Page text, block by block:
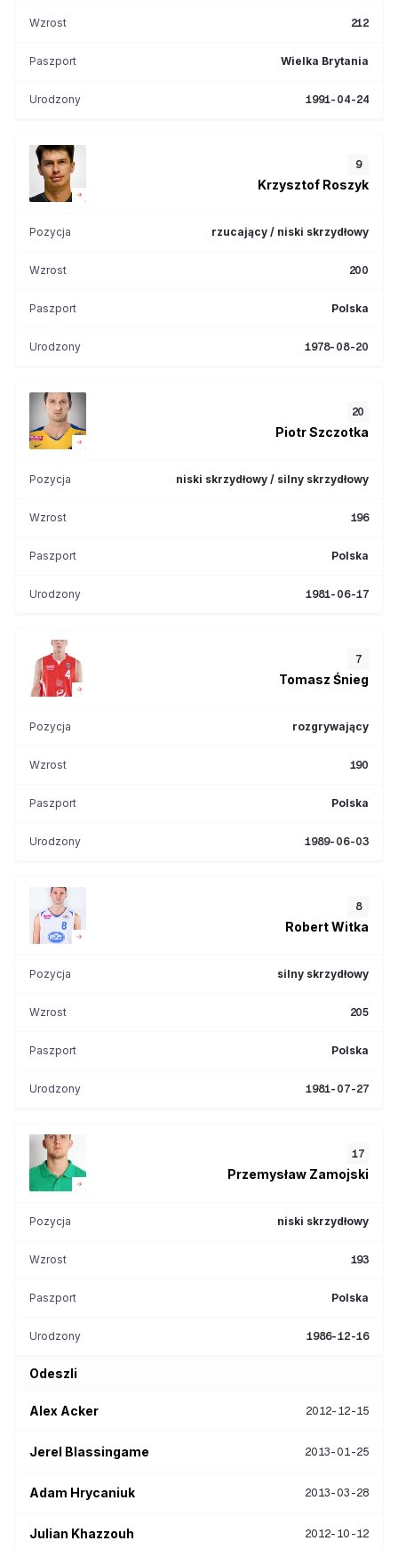
Wzrost 212
Paszport Wielka Brytania
Urodzony 1991-04-24
9
Krzysztof Roszyk
Pozycja rzucający / niski skrzydłowy
Wzrost 200
Paszport Polska
Urodzony 1978-08-20
20
PiotrSzczotka
Pozycja niski skrzydłowy / silny skrzydłowy
Wzrost 196
Paszport Polska
Urodzony 1981-06-17
7
Tomasz Śnieg
Pozycja rozgrywający
Wzrost 190
Paszport Polska
Urodzony 1989-06-03
8
RobertWitka
Pozycja silny skrzydłowy
Wzrost 205
Paszport Polska
Urodzony 1981-07-27
17
Przemysław Zamojski
Pozycja niski skrzydłowy
Wzrost 193
Paszport Polska
Urodzony 1986-12-16
Odeszli
Alex Acker 2012-12-15
Jerel Blassingame 2013-01-25
Adam Hrycaniuk 2013-03-28
Julian Khazzouh 2012-10-12